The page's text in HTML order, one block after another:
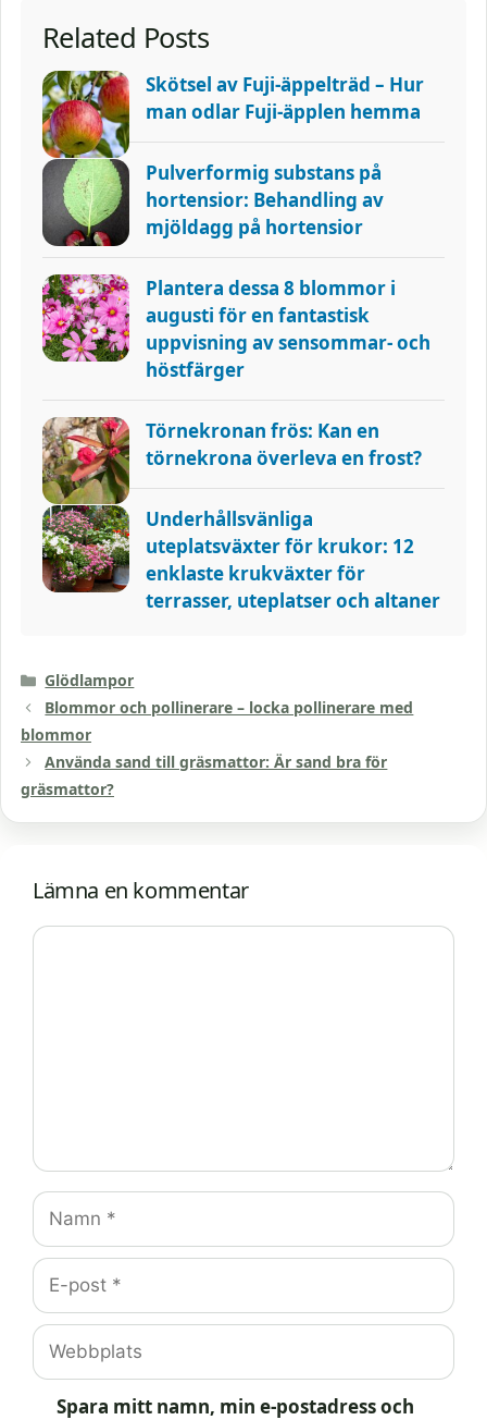
Related Posts
Skötsel av Fuji-äppelträd – Hur
man odlar Fuji-äpplen hemma
Pulverformig substans på
hortensior: Behandling av
mjöldagg på hortensior
Plantera dessa 8 blommor i
augusti för en fantastisk
uppvisning av sensommar- och
höstfärger
Törnekronan frös: Kan en
törnekrona överleva en frost?
Underhållsvänliga
uteplatsväxter för krukor: 12
enklaste krukväxter för
terrasser, uteplatser och altaner
Kategorier
Glödlampor
Blommor och pollinerare – locka pollinerare med
blommor
Använda sand till gräsmattor: Är sand bra för
gräsmattor?
Lämna en kommentar
Kommentar
Namn
E-
post
Webbplats
Spara mitt namn, min e-postadress och